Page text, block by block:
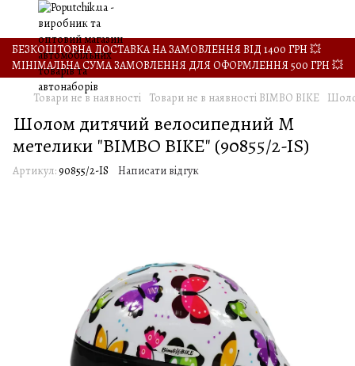
БЕЗКОШТОВНА ДОСТАВКА НА ЗАМОВЛЕННЯ ВІД 1400 ГРН 💥
МІНІМАЛЬНА СУМА ЗАМОВЛЕННЯ ДЛЯ ОФОРМЛЕННЯ 500 ГРН 💥
Товари не в наявності Товари не в наявності BIMBO BIKE
Шолом дитячий велосипедний M
метелики "BIMBO BIKE" (90855/2-IS)
Артикул:90855/2-IS Написати відгук